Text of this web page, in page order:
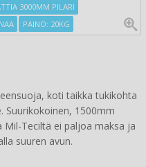
3000MM PILARI
PAINO: 20KG
koti taikka tukikohta
Suurikokoinen, 1500mm
Teciltä ei paljoa maksa ja
suuren avun.